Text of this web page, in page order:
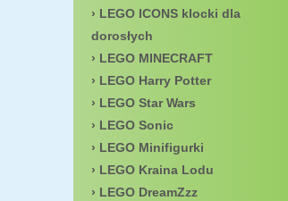
LEGO ICONS klocki dla
dorosłych
LEGO MINECRAFT
LEGO Harry Potter
LEGO Star Wars
LEGO Sonic
LEGO Minifigurki
LEGO Kraina Lodu
LEGO DreamZzz